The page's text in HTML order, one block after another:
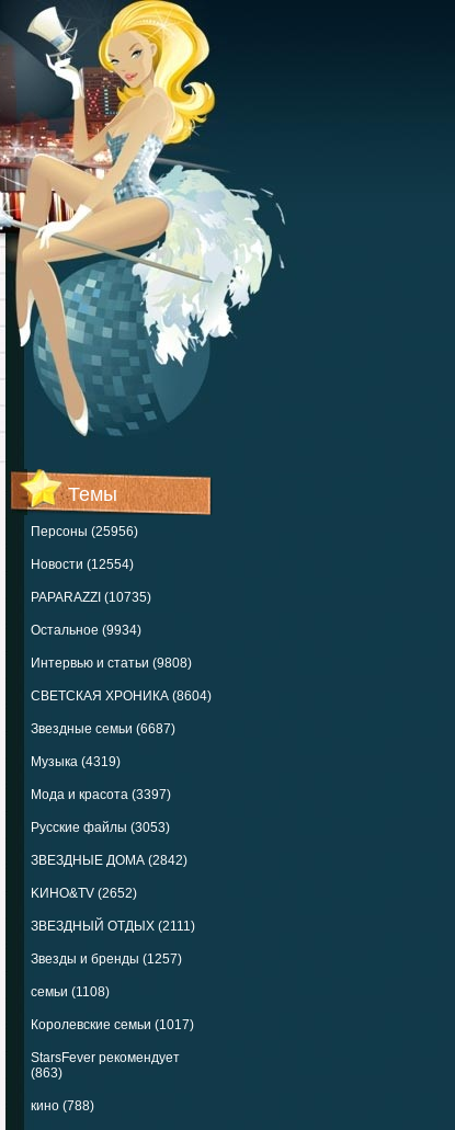
Темы
Персоны (25956)
Новости (12554)
PAPARAZZI (10735)
Остальное (9934)
Интервью и статьи (9808)
СВЕТСКАЯ ХРОНИКА (8604)
Звездные семьи (6687)
Музыка (4319)
Мода и красота (3397)
Русские файлы (3053)
ЗВЕЗДНЫЕ ДОМА (2842)
KИНО&TV (2652)
ЗВЕЗДНЫЙ ОТДЫХ (2111)
Звезды и бренды (1257)
семьи (1108)
Королевские семьи (1017)
StarsFever рекомендует
(863)
кино (788)